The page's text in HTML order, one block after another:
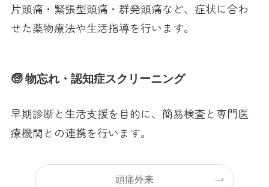
片頭痛・緊張型頭痛・群発頭痛など、症状に合わ
せた薬物療法や生活指導を行います。
🧓 物忘れ・認知症スクリーニング
早期診断と生活支援を目的に、簡易検査と専門医
療機関との連携を行います。
頭痛外来